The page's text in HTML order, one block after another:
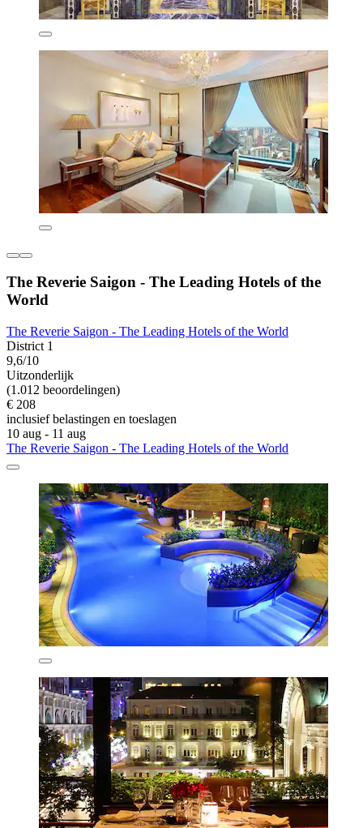
The Reverie Saigon - The Leading Hotels of the
World
The Reverie Saigon - The Leading Hotels of the World
District 1
9,6/10
Uitzonderlijk
(1.012 beoordelingen)
€ 208
inclusief belastingen en toeslagen
10 aug - 11 aug
The Reverie Saigon - The Leading Hotels of the World